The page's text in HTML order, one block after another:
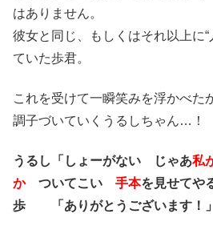
はありません。
彼女と同じ、もしくはそれ以上に“
ていた歩君。
これを受けて一瞬笑みを浮かべた
調子づいていくうるしちゃん…！
うるし「しょーがない じゃあ私
か ついてこい 手本を見せてや
歩 「ありがとうございます！」